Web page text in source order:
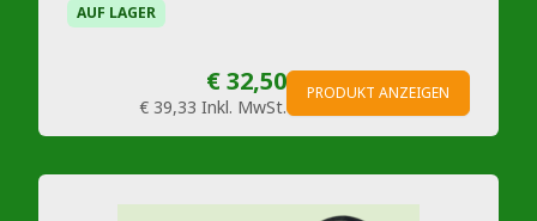
AUF LAGER
€ 32,50
€ 39,33 Inkl. MwSt.
PRODUKT ANZEIGEN